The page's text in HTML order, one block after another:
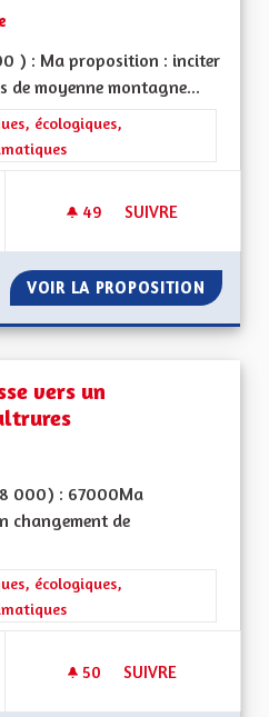
) : Ma proposition : inciter
de moyenne montagne...
: Les transitions
écologiques,
49 49 ABONNÉS
SUIVRE
VOIR LA PROPOSITION
vers un
000) : 67000Ma
changement de
: Les transitions
écologiques,
50 50 ABONNÉS
SUIVRE